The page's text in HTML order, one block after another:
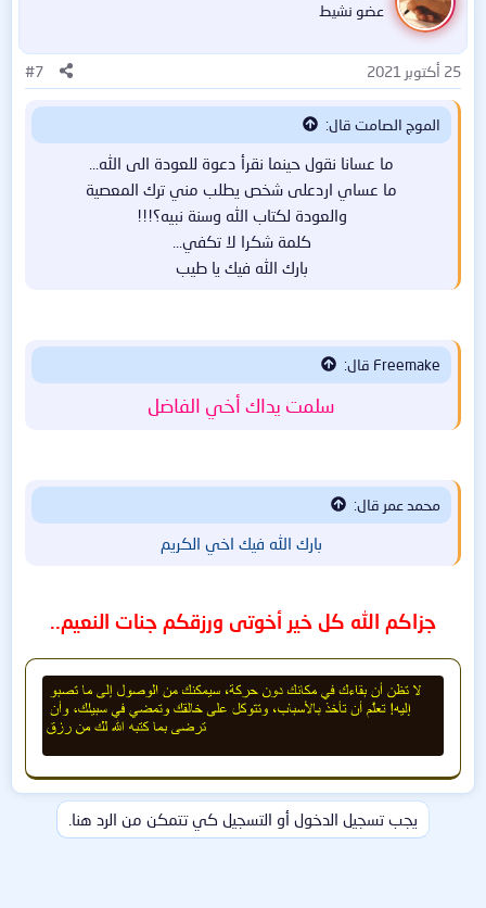
عضو نشيط
25 أكتوبر 2021 #7
الموج الصامت قال:
ما عسانا نقول حينما نقرأ دعوة للعودة الى الله...
ما عساي اردعلى شخص يطلب مني ترك المعصية
والعودة لكتاب الله وسنة نبيه؟!!!
كلمة شكرا لا تكفي...
بارك الله فيك يا طيب​
Freemake قال:
سلمت يداك أخي الفاضل
محمد عمر قال:
بارك الله فيك اخي الكريم
جزاكم الله كل خير أخوتى ورزقكم جنات النعيم..
يجب تسجيل الدخول أو التسجيل كي تتمكن من الرد هنا.